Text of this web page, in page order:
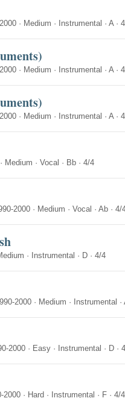
· Medium · Instrumental · A·
· Medium · Instrumental · A·
· Medium · Instrumental · A·
· Medium · Vocal · Bb · 4/4
2000 · Medium · Vocal · Ab · 4/
· Instrumental · D · 4/4
2000 · Medium · Instrumental ·
2000 · Easy · Instrumental · D ·
2000 · Hard · Instrumental · F · 4/4